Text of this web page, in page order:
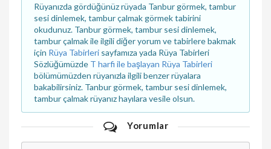
Rüyanızda gördüğünüz rüyada Tanbur görmek, tambur
sesi dinlemek, tambur çalmak görmek tabirini
okudunuz. Tanbur görmek, tambur sesi dinlemek,
tambur çalmak ile ilgili diğer yorum ve tabirlere bakmak
için Rüya Tabirleri sayfamıza yada Rüya Tabirleri
Sözlüğümüzde T harfi ile başlayan Rüya Tabirleri
bölümümüzden rüyanızla ilgili benzer rüyalara
bakabilirsiniz. Tanbur görmek, tambur sesi dinlemek,
tambur çalmak rüyanız hayılara vesile olsun.
Yorumlar